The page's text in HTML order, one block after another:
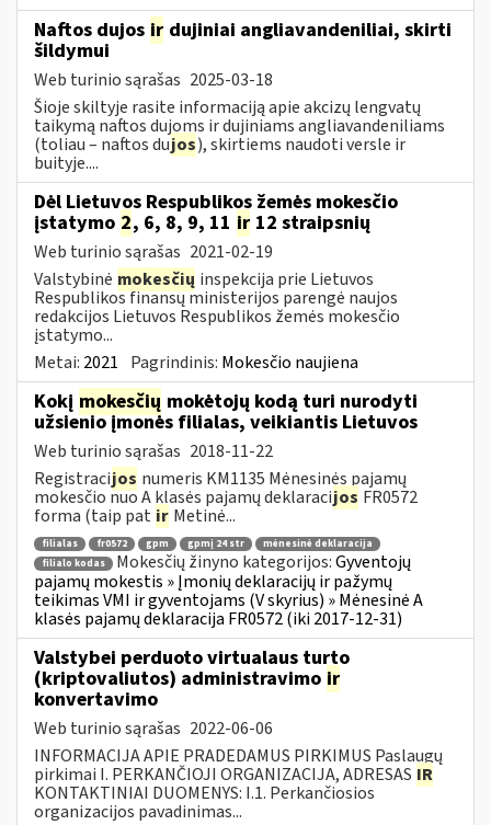
Naftos dujos ir dujiniai angliavandeniliai, skirti
šildymui
Web turinio sąrašas 2025-03-18
Šioje skiltyje rasite informaciją apie akcizų lengvatų
taikymą naftos dujoms ir dujiniams angliavandeniliams
(toliau – naftos dujos), skirtiems naudoti versle ir
buityje....
Dėl Lietuvos Respublikos žemės mokesčio
įstatymo 2, 6, 8, 9, 11 ir 12 straipsnių
Web turinio sąrašas 2021-02-19
Valstybinė mokesčių inspekcija prie Lietuvos
Respublikos finansų ministerijos parengė naujos
redakcijos Lietuvos Respublikos žemės mokesčio
įstatymo...
Metai: 2021 Pagrindinis: Mokesčio naujiena
Kokį mokesčių mokėtojų kodą turi nurodyti
užsienio įmonės filialas, veikiantis Lietuvos
Web turinio sąrašas 2018-11-22
Registracijos numeris KM1135 Mėnesinės pajamų
mokesčio nuo A klasės pajamų deklaracijos FR0572
forma (taip pat ir Metinė...
filialas fr0572 gpm gpmį 24 str
mėnesinė deklaracija
filialo kodas
Mokesčių žinyno kategorijos:Gyventojų
pajamų mokestis » Įmonių deklaracijų ir pažymų
teikimas VMI ir gyventojams (V skyrius) » Mėnesinė A
klasės pajamų deklaracija FR0572 (iki 2017-12-31)
Valstybei perduoto virtualaus turto
(kriptovaliutos) administravimo ir
konvertavimo
Web turinio sąrašas 2022-06-06
INFORMACIJA APIE PRADEDAMUS PIRKIMUS Paslaugų
pirkimai I. PERKANČIOJI ORGANIZACIJA, ADRESAS IR
KONTAKTINIAI DUOMENYS: I.1. Perkančiosios
organizacijos pavadinimas...